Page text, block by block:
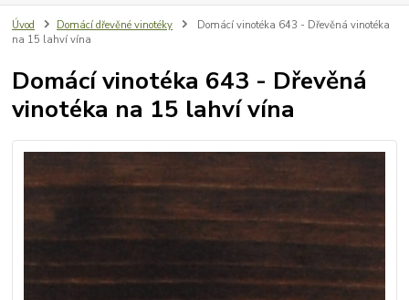
Úvod Domácí dřevěné vinotéky
Domácí vinotéka 643 - Dřevěná vinotéka
na 15 lahví vína
Domácí vinotéka 643 - Dřevěná
vinotéka na 15 lahví vína